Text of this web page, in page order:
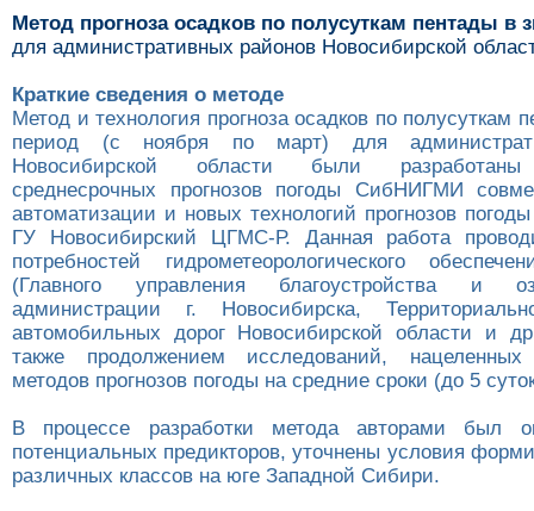
Метод прогноза осадков по полусуткам пентады в
для административных районов Новосибирской
Краткие сведения о методе
Метод и технология прогноза осадков по полусуткам
период (с ноября по март) для
Новосибирской области были разработаны
среднесрочных прогнозов погоды СибНИГМИ
автоматизации и новых технологий прогнозов
ГУ Новосибирский ЦГМС-Р. Данная работа
потребностей гидрометеорологического
(Главного управления благоустройства и
администрации г. Новосибирска,
автомобильных дорог Новосибирской области и
также продолжением исследований,
методов прогнозов погоды на средние сроки (до 5
В процессе разработки метода авторами был
потенциальных предикторов, уточнены условия
различных классов на юге Западной Сибири.